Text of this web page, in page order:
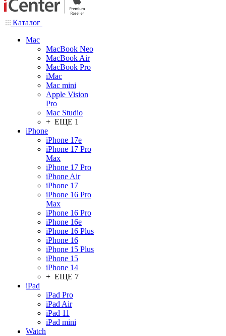
Каталог
Mac
MacBook Neo
MacBook Air
MacBook Pro
iMac
Mac mini
Apple Vision
Pro
Mac Studio
+ ЕЩЕ 1
iPhone
iPhone 17e
iPhone 17 Pro
Max
iPhone 17 Pro
iPhone Air
iPhone 17
iPhone 16 Pro
Max
iPhone 16 Pro
iPhone 16e
iPhone 16 Plus
iPhone 16
iPhone 15 Plus
iPhone 15
iPhone 14
+ ЕЩЕ 7
iPad
iPad Pro
iPad Air
iPad 11
iPad mini
Watch